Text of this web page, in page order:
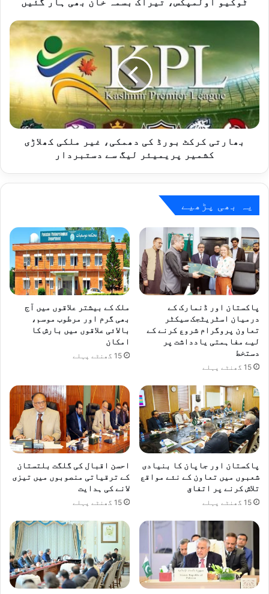
بھارتی
کی
دھمکی،
غیر
ملکی
کھلاڑی
کشمیر
پریمیئربھارتی کرکٹ بورڈ کی دھمکی، غیر ملکی کھلاڑی
کشمیر پریمیئر لیگ سے دستبردار
یہ بھی پڑھیے
پاکستان اور ڈنمارک کے
درمیان اسٹریٹجک سیکٹر
تعاون پروگرام شروع کرنے کے
لیے مفاہمتی یادداشت پر
دستخط
15 گھنٹے پہلے
ملک کے بیشتر علاقوں میں آج
بھی گرم اور مرطوب موسم،
بالائی علاقوں میں بارش کا
امکان
15 گھنٹے پہلے
پاکستان اور جاپان کا بنیادی
شعبوں میں تعاون کے نئے مواقع
تلاش کرنے پر اتفاق
15 گھنٹے پہلے
احسن اقبال کی گلگت بلتستان
کے ترقیاتی منصوبوں میں تیزی
لانے کی ہدایت
15 گھنٹے پہلے